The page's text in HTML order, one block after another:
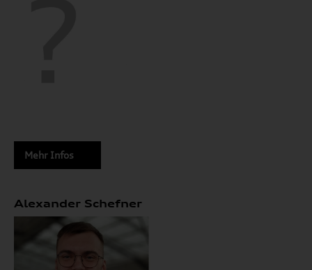
Mehr Infos
Alexander Schefner